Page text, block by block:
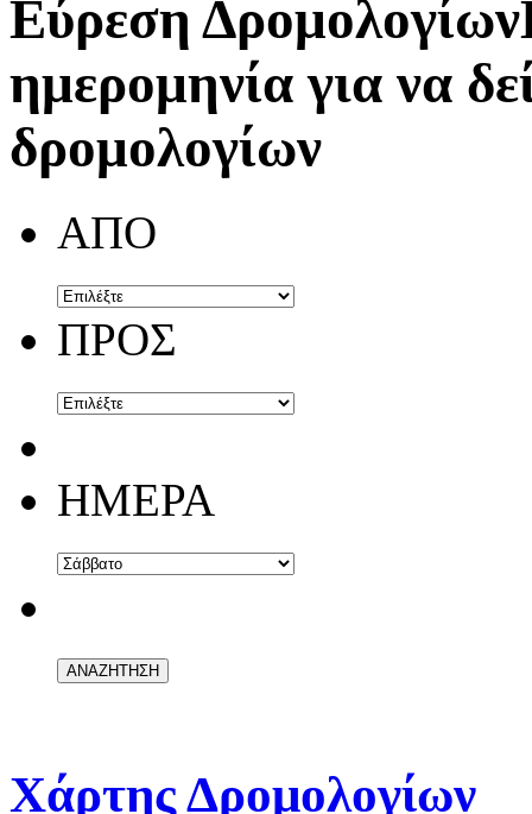
Εύρεση Δρομολογίων
ημερομηνία για να
δρομολογίων
ΑΠΟ
ΠΡΟΣ
ΗΜΕΡΑ
Χάρτης Δρομολογίων